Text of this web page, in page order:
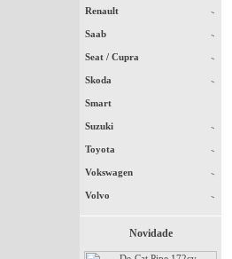
Renault
Saab
Seat / Cupra
Skoda
Smart
Suzuki
Toyota
Vokswagen
Volvo
Novidade